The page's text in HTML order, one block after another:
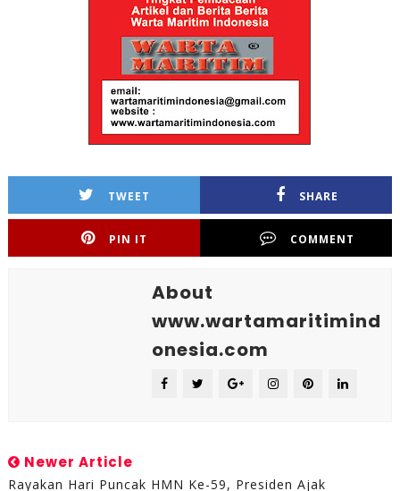
TWEET SHARE
PIN IT COMMENT
About
www.wartamaritimind
onesia.com
Newer Article
Rayakan Hari Puncak HMN Ke-59, Presiden Ajak